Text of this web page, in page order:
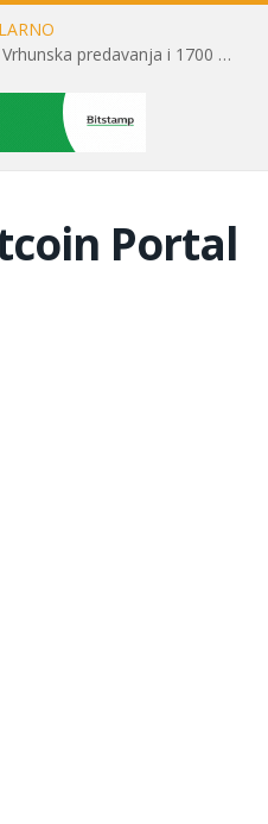
Toni Milun postao “milijarder”! Vrhunska predavanja i 1700 posjetitelja obilježili su mjesec financijske pismenosti
Portal